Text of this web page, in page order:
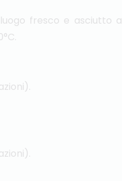
fresco e asciutto a